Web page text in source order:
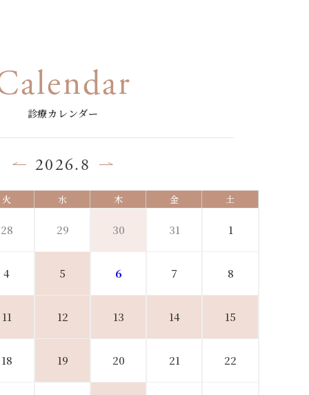
診療カレンダー
2026.8
火 水 木 金 土
28 29 30 31 1
4 5 6 7 8
11 12 13 14 15
18 19 20 21 22